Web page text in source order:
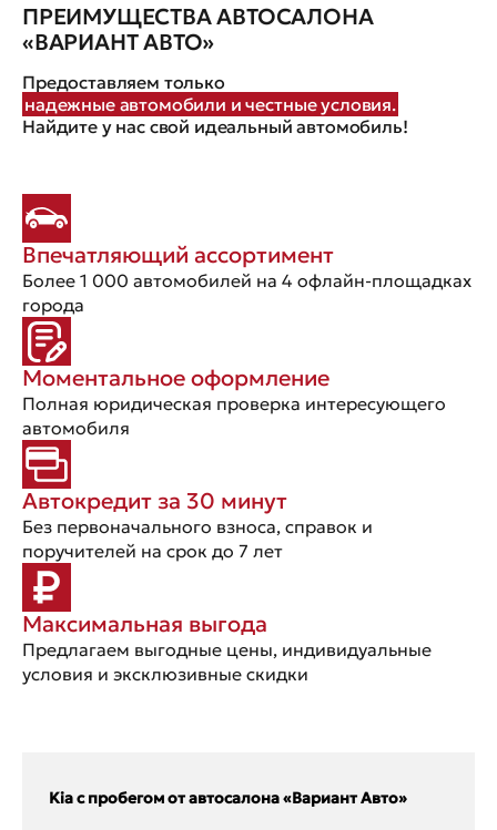
ПРЕИМУЩЕСТВА АВТОСАЛОНА
«ВАРИАНТ АВТО»
Предоставляем только
надежные автомобили и честные условия.
Найдите у нас свой идеальный автомобиль!
Впечатляющий ассортимент
Более 1 000 автомобилей на 4 офлайн-площадках
города
Моментальное оформление
Полная юридическая проверка интересующего
автомобиля
Автокредит за 30 минут
Без первоначального взноса, справок и
поручителей на срок до 7 лет
Максимальная выгода
Предлагаем выгодные цены, индивидуальные
условия и эксклюзивные скидки
Kia с пробегом от автосалона «Вариант Авто»